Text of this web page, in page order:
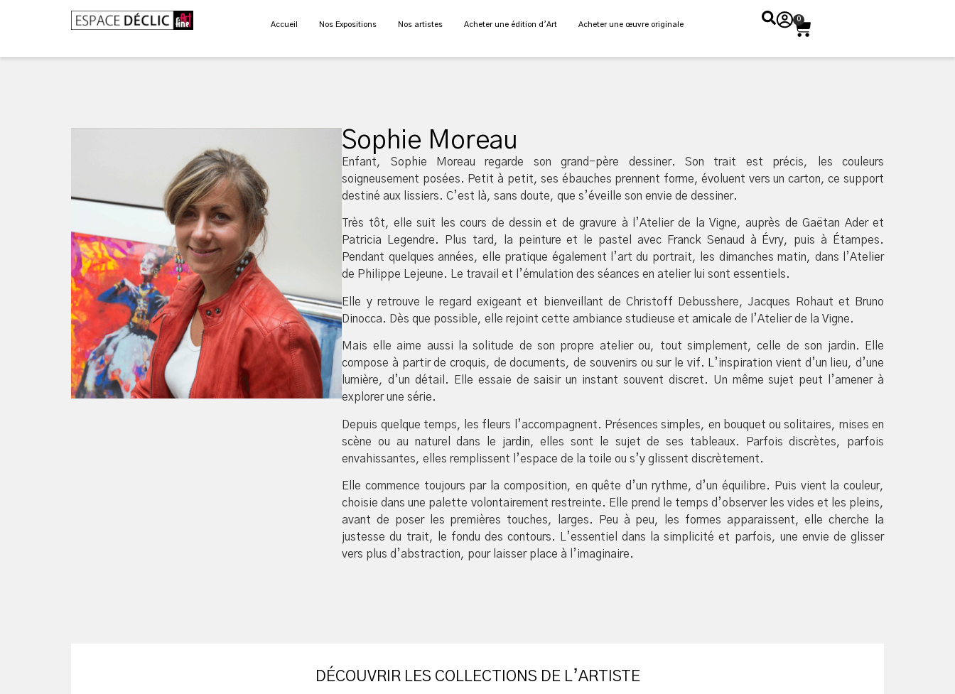
Accueil Nos Expositions Nos artistes Acheter une édition d’Art Acheter une œuvre originale
0
Sophie Moreau
Enfant, Sophie Moreau regarde son grand-père dessiner. Son trait est précis, les couleurs
soigneusement posées. Petit à petit, ses ébauches prennent forme, évoluent vers un carton, ce support
destiné aux lissiers. C’est là, sans doute, que s’éveille son envie de dessiner.
Très tôt, elle suit les cours de dessin et de gravure à l’Atelier de la Vigne, auprès de Gaëtan Ader et
Patricia Legendre. Plus tard, la peinture et le pastel avec Franck Senaud à Évry, puis à Étampes.
Pendant quelques années, elle pratique également l’art du portrait, les dimanches matin, dans l’Atelier
de Philippe Lejeune. Le travail et l’émulation des séances en atelier lui sont essentiels.
Elle y retrouve le regard exigeant et bienveillant de Christoff Debusshere, Jacques Rohaut et Bruno
Dinocca. Dès que possible, elle rejoint cette ambiance studieuse et amicale de l’Atelier de la Vigne.
Mais elle aime aussi la solitude de son propre atelier ou, tout simplement, celle de son jardin. Elle
compose à partir de croquis, de documents, de souvenirs ou sur le vif. L’inspiration vient d’un lieu, d’une
lumière, d’un détail. Elle essaie de saisir un instant souvent discret. Un même sujet peut l’amener à
explorer une série.
Depuis quelque temps, les fleurs l’accompagnent. Présences simples, en bouquet ou solitaires, mises en
scène ou au naturel dans le jardin, elles sont le sujet de ses tableaux. Parfois discrètes, parfois
envahissantes, elles remplissent l’espace de la toile ou s’y glissent discrètement.
Elle commence toujours par la composition, en quête d’un rythme, d’un équilibre. Puis vient la couleur,
choisie dans une palette volontairement restreinte. Elle prend le temps d’observer les vides et les pleins,
avant de poser les premières touches, larges. Peu à peu, les formes apparaissent, elle cherche la
justesse du trait, le fondu des contours. L’essentiel dans la simplicité et parfois, une envie de glisser
vers plus d’abstraction, pour laisser place à l’imaginaire.
DÉCOUVRIR LES COLLECTIONS DE L’ARTISTE